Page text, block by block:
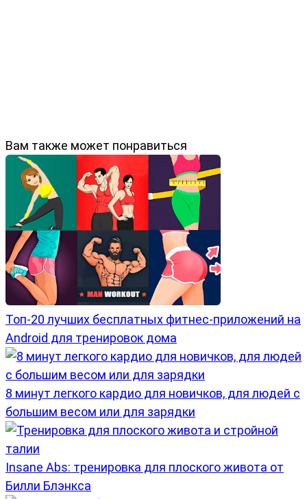
Вам также может понравиться
Топ-20 лучших бесплатных фитнес-приложений на
Android для тренировок дома
8 минут легкого кардио для новичков, для людей с
большим весом или для зарядки
Insane Abs: тренировка для плоского живота от
Билли Блэнкса